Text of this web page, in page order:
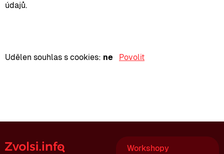
údajů.
Udělen souhlas s cookies: ne Povolit
Workshopy